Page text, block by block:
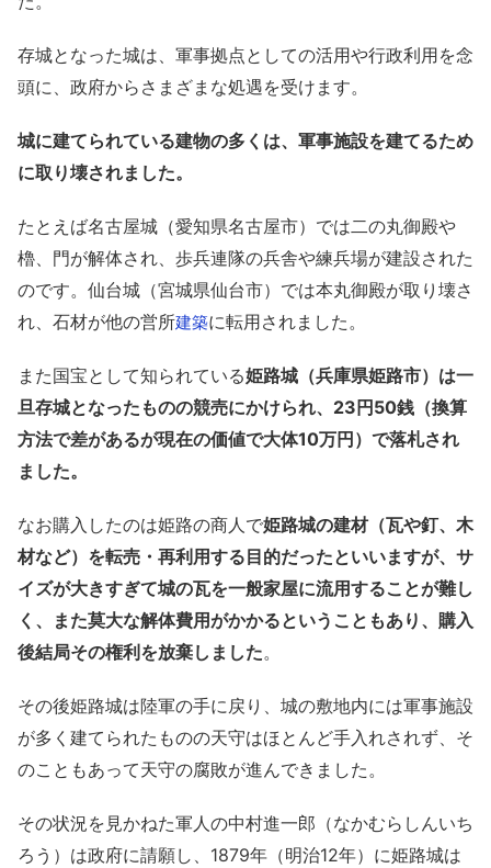
存城となった城は、軍事拠点としての活用や行政利用を念
頭に、政府からさまざまな処遇を受けます。
城に建てられている建物の多くは、軍事施設を建てるため
に取り壊されました。
たとえば名古屋城（愛知県名古屋市）では二の丸御殿や
櫓、門が解体され、歩兵連隊の兵舎や練兵場が建設された
のです。仙台城（宮城県仙台市）では本丸御殿が取り壊さ
れ、石材が他の営所建築に転用されました。
また国宝として知られている姫路城（兵庫県姫路市）は一
旦存城となったものの競売にかけられ、23円50銭（換算
方法で差があるが現在の価値で大体10万円）で落札され
ました。
なお購入したのは姫路の商人で姫路城の建材（瓦や釘、木
材など）を転売・再利用する目的だったといいますが、サ
イズが大きすぎて城の瓦を一般家屋に流用することが難し
く、また莫大な解体費用がかかるということもあり、購入
後結局その権利を放棄しました。
その後姫路城は陸軍の手に戻り、城の敷地内には軍事施設
が多く建てられたものの天守はほとんど手入れされず、そ
のこともあって天守の腐敗が進んできました。
その状況を見かねた軍人の中村進一郎（なかむらしんいち
ろう）は政府に請願し、1879年（明治12年）に姫路城は